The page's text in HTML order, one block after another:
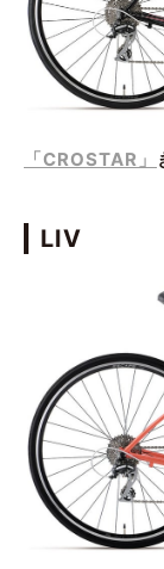
「CROSTAR」
LIV